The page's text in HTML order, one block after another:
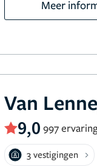
Meer
Van
9,0 997
3 vestigingen